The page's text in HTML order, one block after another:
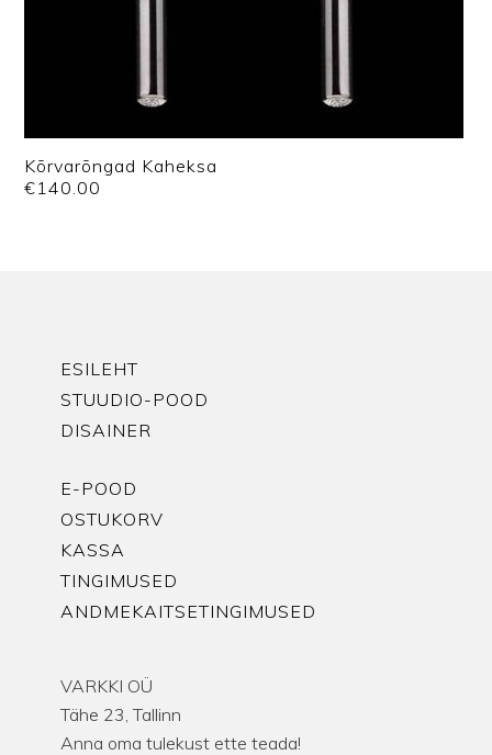
Kõrvarõngad Kaheksa
€140.00
ESILEHT
STUUDIO-POOD
DISAINER
E-POOD
OSTUKORV
KASSA
TINGIMUSED
ANDMEKAITSETINGIMUSED
VARKKI OÜ
Tähe 23, Tallinn
Anna oma tulekust ette teada!